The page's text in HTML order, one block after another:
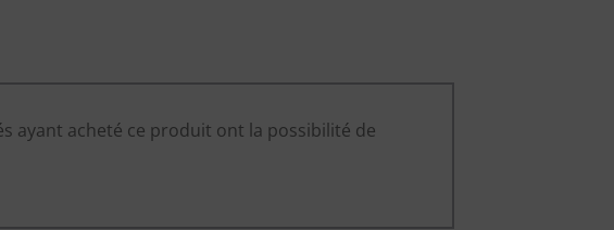
ayant acheté ce produit ont la possibilité de